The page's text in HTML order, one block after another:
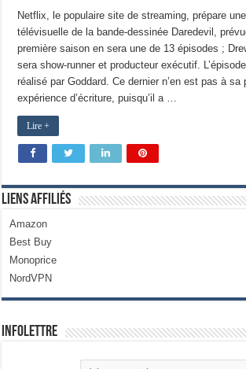
Netflix, le populaire site de streaming, prépare
télévisuelle de la bande-dessinée Daredevil,
première saison en sera une de 13 épisodes ;
sera show-runner et producteur exécutif.
réalisé par Goddard. Ce dernier n’en est pas à sa
expérience d’écriture, puisqu’il a …
Lire +
Liens Affiliés
Amazon
Best Buy
Monoprice
NordVPN
Infolettre